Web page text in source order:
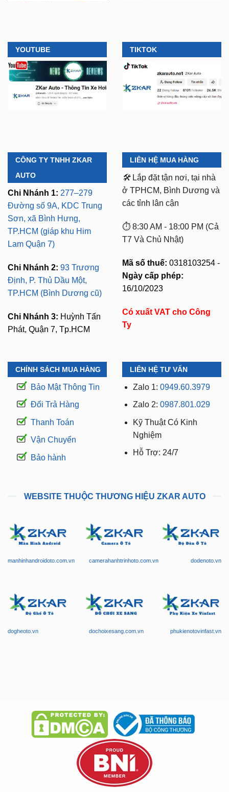
YOUTUBE TIKTOK
CÔNG TY TNHH ZKAR
AUTO
Chi Nhánh 1: 277–279
Đường số 9A, KDC Trung
Sơn, xã Bình Hưng,
TP.HCM (giáp khu Him
Lam Quận 7)
Chi Nhánh 2: 93 Trương
Định, P. Thủ Dầu Một,
TP.HCM (Bình Dương cũ)
Chi Nhánh 3: Huỳnh Tấn
Phát, Quận 7, Tp.HCM
LIÊN HỆ MUA HÀNG
🛠️ Lắp đặt tận nơi, tại nhà
ở TPHCM, Bình Dương và
các tỉnh lân cận
⏱️ 8:30 AM - 18:00 PM (Cả
T7 Và Chủ Nhật)
Mã số thuế: 0318103254 -
Ngày cấp phép:
16/10/2023
Có xuất VAT cho Công
Ty
CHÍNH SÁCH MUA HÀNG
Bảo Mật Thông Tin
Đổi Trả Hàng
Thanh Toán
Vận Chuyển
Bảo hành
LIÊN HỆ TƯ VẤN
Zalo 1: 0949.60.3979
Zalo 2: 0987.801.029
Kỹ Thuật Có Kinh
Nghiệm
Hỗ Trợ: 24/7
WEBSITE THUỘC THƯƠNG HIỆU ZKAR AUTO
manhinhandroidoto.com.vn camerahanhtrinhoto.com.vn dodenoto.vn
dogheoto.vn dochoixesang.com.vn phukienotovinfast.vn